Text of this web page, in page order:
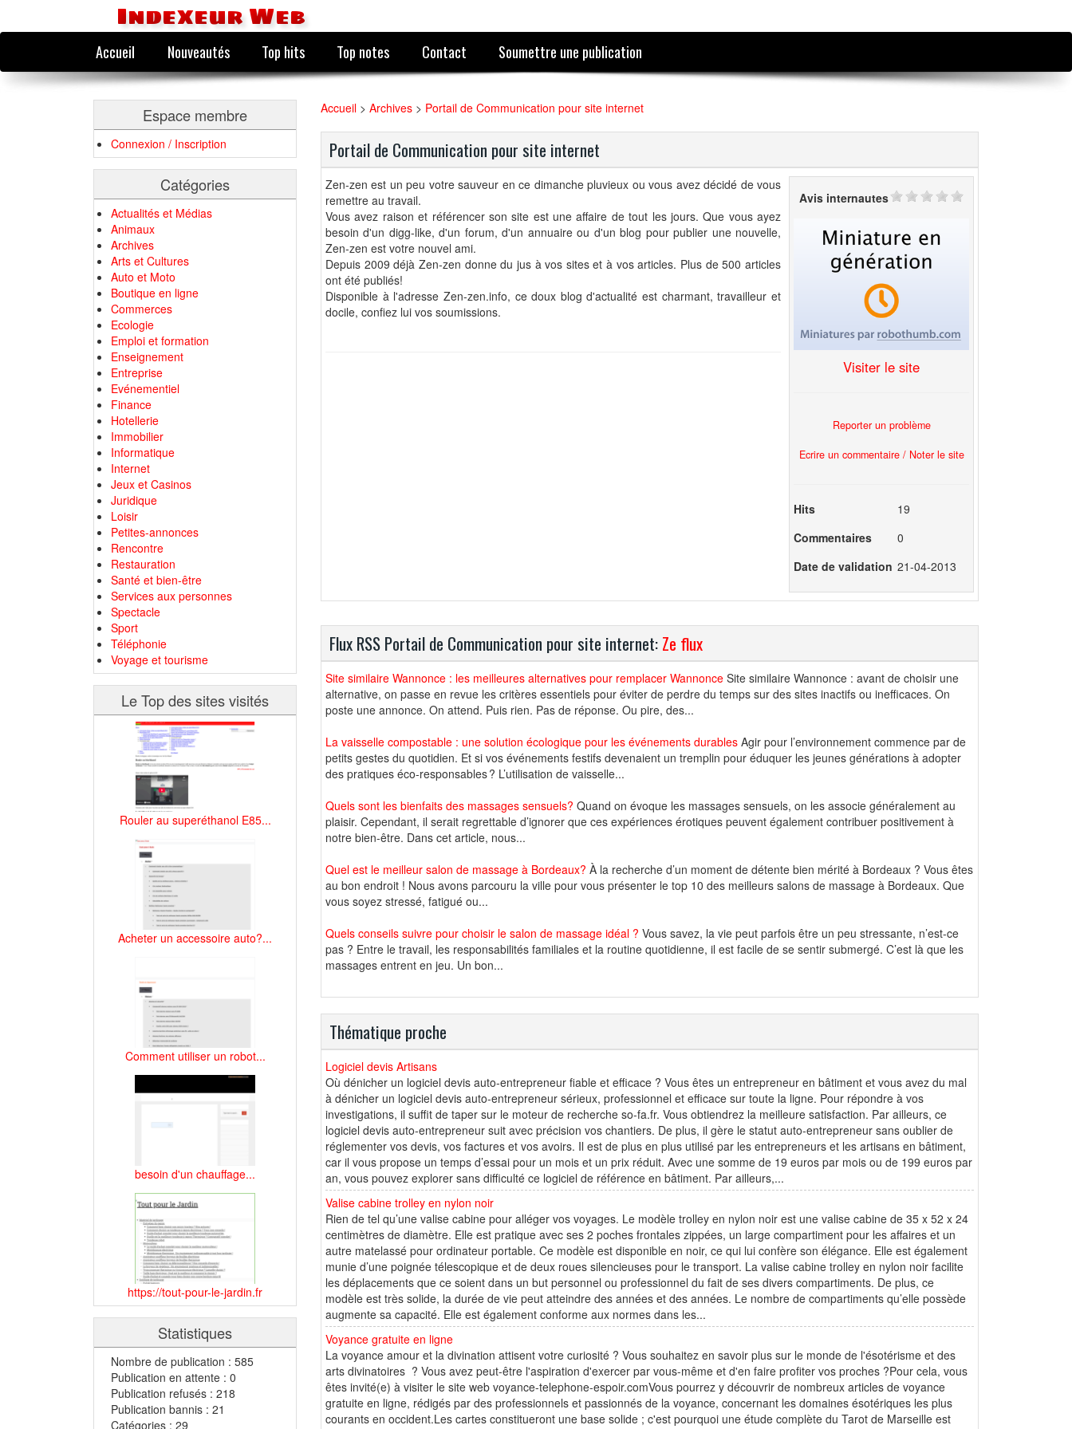
Indexeur Web
Accueil Nouveautés Top hits Top notes Contact Soumettre une publication
Espace membre
Connexion / Inscription
Catégories
Actualités et Médias
Animaux
Archives
Arts et Cultures
Auto et Moto
Boutique en ligne
Commerces
Ecologie
Emploi et formation
Enseignement
Entreprise
Evénementiel
Finance
Hotellerie
Immobilier
Informatique
Internet
Jeux et Casinos
Juridique
Loisir
Petites-annonces
Rencontre
Restauration
Santé et bien-être
Services aux personnes
Spectacle
Sport
Téléphonie
Voyage et tourisme
Le Top des sites visités
Rouler au superéthanol E85...
Acheter un accessoire auto?...
Comment utiliser un robot...
besoin d'un chauffage...
https://tout-pour-le-jardin.fr
Statistiques
Nombre de publication : 585
Publication en attente : 0
Publication refusés : 218
Publication bannis : 21
Catégories : 29
Accueil > Archives > Portail de Communication pour site internet
Portail de Communication pour site internet
Zen-zen est un peu votre sauveur en ce dimanche pluvieux ou vous avez décidé de vous
remettre au travail.
Vous avez raison et référencer son site est une affaire de tout les jours. Que vous ayez
besoin d'un digg-like, d'un forum, d'un annuaire ou d'un blog pour publier une nouvelle,
Zen-zen est votre nouvel ami.
Depuis 2009 déjà Zen-zen donne du jus à vos sites et à vos articles. Plus de 500 articles
ont été publiés!
Disponible à l'adresse Zen-zen.info, ce doux blog d'actualité est charmant, travailleur et
docile, confiez lui vos soumissions.
Avis internautes
Visiter le site
Reporter un problème
Ecrire un commentaire / Noter le site
Hits
19
Commentaires
0
Date de validation 21-04-2013
Flux RSS Portail de Communication pour site internet:Ze flux
Site similaire Wannonce : les meilleures alternatives pour remplacer Wannonce Site similaire Wannonce : avant de choisir une
alternative, on passe en revue les critères essentiels pour éviter de perdre du temps sur des sites inactifs ou inefficaces. On
poste une annonce. On attend. Puis rien. Pas de réponse. Ou pire, des...
La vaisselle compostable : une solution écologique pour les événements durables Agir pour l’environnement commence par de
petits gestes du quotidien. Et si vos événements festifs devenaient un tremplin pour éduquer les jeunes générations à adopter
des pratiques éco-responsables ? L’utilisation de vaisselle...
Quels sont les bienfaits des massages sensuels? Quand on évoque les massages sensuels, on les associe généralement au
plaisir. Cependant, il serait regrettable d’ignorer que ces expériences érotiques peuvent également contribuer positivement à
notre bien-être. Dans cet article, nous...
Quel est le meilleur salon de massage à Bordeaux? À la recherche d’un moment de détente bien mérité à Bordeaux ? Vous êtes
au bon endroit ! Nous avons parcouru la ville pour vous présenter le top 10 des meilleurs salons de massage à Bordeaux. Que
vous soyez stressé, fatigué ou...
Quels conseils suivre pour choisir le salon de massage idéal ? Vous savez, la vie peut parfois être un peu stressante, n’est-ce
pas ? Entre le travail, les responsabilités familiales et la routine quotidienne, il est facile de se sentir submergé. C’est là que les
massages entrent en jeu. Un bon...
Thématique proche
Logiciel devis Artisans
Où dénicher un logiciel devis auto-entrepreneur fiable et efficace ? Vous êtes un entrepreneur en bâtiment et vous avez du mal
à dénicher un logiciel devis auto-entrepreneur sérieux, professionnel et efficace sur toute la ligne. Pour répondre à vos
investigations, il suffit de taper sur le moteur de recherche so-fa.fr. Vous obtiendrez la meilleure satisfaction. Par ailleurs, ce
logiciel devis auto-entrepreneur suit avec précision vos chantiers. De plus, il gère le statut auto-entrepreneur sans oublier de
réglementer vos devis, vos factures et vos avoirs. Il est de plus en plus utilisé par les entrepreneurs et les artisans en bâtiment,
car il vous propose un temps d’essai pour un mois et un prix réduit. Avec une somme de 19 euros par mois ou de 199 euros par
an, vous pouvez explorer sans difficulté ce logiciel de référence en bâtiment. Par ailleurs,...
Valise cabine trolley en nylon noir
Rien de tel qu’une valise cabine pour alléger vos voyages. Le modèle trolley en nylon noir est une valise cabine de 35 x 52 x 24
centimètres de diamètre. Elle est pratique avec ses 2 poches frontales zippées, un large compartiment pour les affaires et un
autre matelassé pour ordinateur portable. Ce modèle est disponible en noir, ce qui lui confère son élégance. Elle est également
munie d’une poignée télescopique et de deux roues silencieuses pour le transport. La valise cabine trolley en nylon noir facilite
les déplacements que ce soient dans un but personnel ou professionnel du fait de ses divers compartiments. De plus, ce
modèle est très solide, la durée de vie peut atteindre des années et des années. Le nombre de compartiments qu’elle possède
augmente sa capacité. Elle est également conforme aux normes dans les...
Voyance gratuite en ligne
La voyance amour et la divination attisent votre curiosité ? Vous souhaitez en savoir plus sur le monde de l'ésotérisme et des
arts divinatoires ? Vous avez peut-être l'aspiration d'exercer par vous-même et d'en faire profiter vos proches ?Pour cela, vous
êtes invité(e) à visiter le site web voyance-telephone-espoir.comVous pourrez y découvrir de nombreux articles de voyance
gratuite en ligne, rédigés par des professionnels et passionnés de la voyance, concernant les domaines ésotériques les plus
courants en occident.Les cartes constitueront une base solide ; c'est pourquoi une étude complète du Tarot de Marseille est